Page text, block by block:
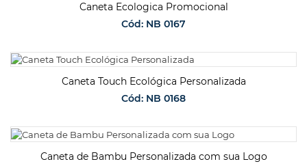
Caneta Ecologica Promocional
Cód: NB 0167
SOLICITAR ORÇAMENTO
Caneta Touch Ecológica Personalizada
Cód: NB 0168
SOLICITAR ORÇAMENTO
Caneta de Bambu Personalizada com sua Logo